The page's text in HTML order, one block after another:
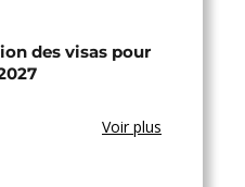
des visas pour
Voir plus